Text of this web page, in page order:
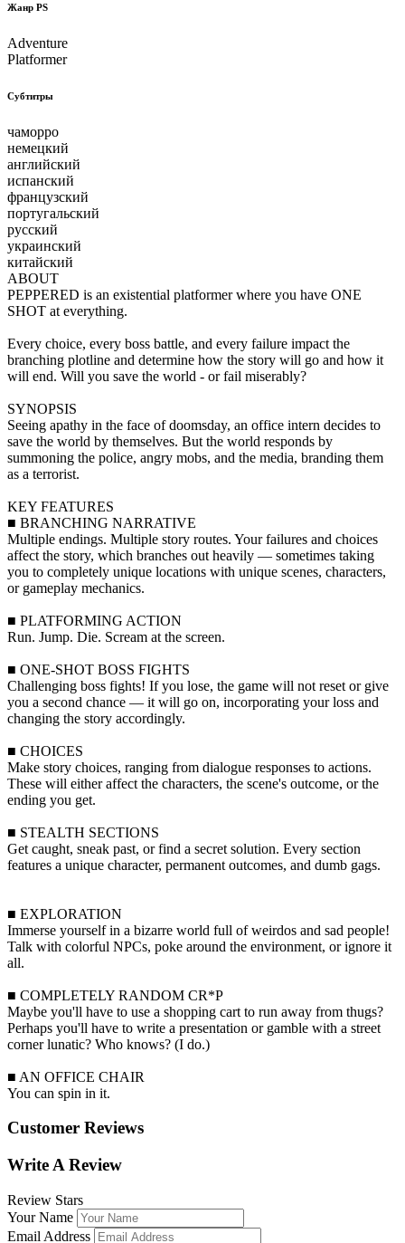
Жанр PS
Adventure
Platformer
Субтитры
чаморро
немецкий
английский
испанский
французский
португальский
русский
украинский
китайский
ABOUT
PEPPERED is an existential platformer where you have ONE
SHOT at everything.
Every choice, every boss battle, and every failure impact the
branching plotline and determine how the story will go and how it
will end. Will you save the world - or fail miserably?
SYNOPSIS
Seeing apathy in the face of doomsday, an office intern decides to
save the world by themselves. But the world responds by
summoning the police, angry mobs, and the media, branding them
as a terrorist.
KEY FEATURES
■ BRANCHING NARRATIVE
Multiple endings. Multiple story routes. Your failures and choices
affect the story, which branches out heavily — sometimes taking
you to completely unique locations with unique scenes, characters,
or gameplay mechanics.
■ PLATFORMING ACTION
Run. Jump. Die. Scream at the screen.
■ ONE-SHOT BOSS FIGHTS
Challenging boss fights! If you lose, the game will not reset or give
you a second chance — it will go on, incorporating your loss and
changing the story accordingly.
■ CHOICES
Make story choices, ranging from dialogue responses to actions.
These will either affect the characters, the scene's outcome, or the
ending you get.
■ STEALTH SECTIONS
Get caught, sneak past, or find a secret solution. Every section
features a unique character, permanent outcomes, and dumb gags.
■ EXPLORATION
Immerse yourself in a bizarre world full of weirdos and sad people!
Talk with colorful NPCs, poke around the environment, or ignore it
all.
■ COMPLETELY RANDOM CR*P
Maybe you'll have to use a shopping cart to run away from thugs?
Perhaps you'll have to write a presentation or gamble with a street
corner lunatic? Who knows? (I do.)
■ AN OFFICE CHAIR
You can spin in it.
Customer Reviews
Write A Review
Review Stars
Your Name
Email Address